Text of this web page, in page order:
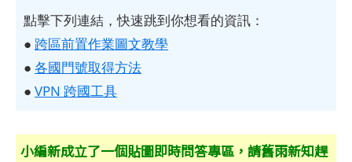
點擊下列連結，快速跳到你想看的資訊：
● 跨區前置作業圖文教學
● 各國門號取得方法
● VPN 跨國工具
小編新成立了一個貼圖即時問答專區，請舊雨新知趕